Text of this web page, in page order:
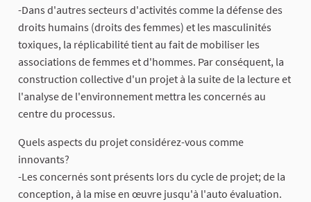
-Dans d'autres secteurs d'activités comme la défense des
droits humains (droits des femmes) et les masculinités
toxiques, la réplicabilité tient au fait de mobiliser les
associations de femmes et d'hommes. Par conséquent, la
construction collective d'un projet à la suite de la lecture et
l'analyse de l'environnement mettra les concernés au
centre du processus.
Quels aspects du projet considérez-vous comme
innovants?
-Les concernés sont présents lors du cycle de projet; de la
conception, à la mise en œuvre jusqu'à l'auto évaluation.